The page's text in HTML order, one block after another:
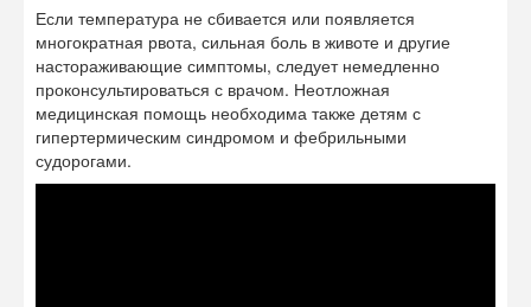
Если температура не сбивается или появляется
многократная рвота, сильная боль в животе и другие
настораживающие симптомы, следует немедленно
проконсультироваться с врачом. Неотложная
медицинская помощь необходима также детям с
гипертермическим синдромом и фебрильными
судорогами.